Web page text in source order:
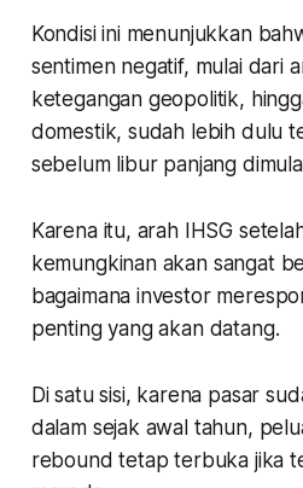
Kondisi ini menunjukkan
sentimen negatif, mulai dari
ketegangan geopolitik,
domestik, sudah lebih dulu
sebelum libur panjang
Karena itu, arah IHSG
kemungkinan akan sangat
bagaimana investor
penting yang akan datang.
Di satu sisi, karena pasar
dalam sejak awal tahun,
rebound tetap terbuka jika